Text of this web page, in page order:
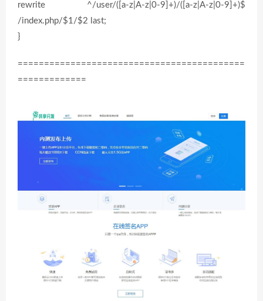
rewrite ^/user/([a-z|A-z|0-9]+)/([a-z|A-z|0-9]+)$
/index.php/$1/$2 last;
}
===========================================
=============